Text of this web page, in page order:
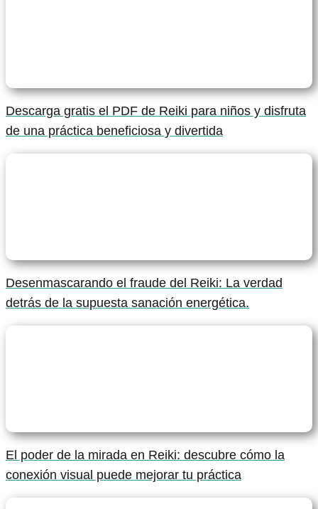
Descarga gratis el PDF de Reiki para niños y disfruta
de una práctica beneficiosa y divertida
Desenmascarando el fraude del Reiki: La verdad
detrás de la supuesta sanación energética.
El poder de la mirada en Reiki: descubre cómo la
conexión visual puede mejorar tu práctica